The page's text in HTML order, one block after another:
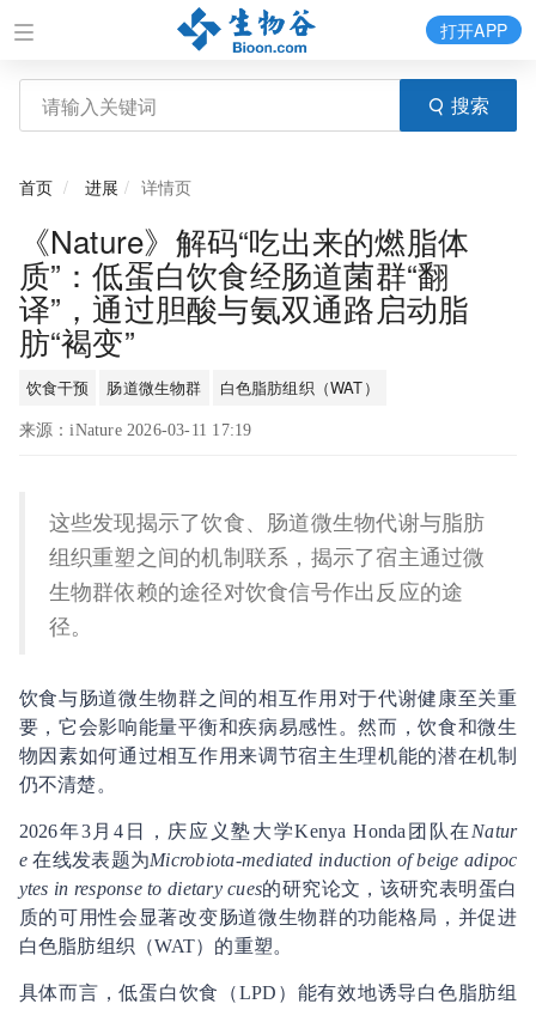
搜索
打开APP
首页 进展 详情页
《Nature》解码“吃出来的燃脂体
质”：低蛋白饮食经肠道菌群“翻
译”，通过胆酸与氨双通路启动脂
肪“褐变”
饮食干预 肠道微生物群 白色脂肪组织（WAT）
来源：iNature 2026-03-11 17:19
这些发现揭示了饮食、肠道微生物代谢与脂肪
组织重塑之间的机制联系，揭示了宿主通过微
生物群依赖的途径对饮食信号作出反应的途
径。
饮食与肠道微生物群之间的相互作用对于代谢健康至关重
要，它会影响能量平衡和疾病易感性。然而，饮食和微生
物因素如何通过相互作用来调节宿主生理机能的潜在机制
仍不清楚。
2026年3月4日，庆应义塾大学Kenya Honda团队在 Natur
e在线发表题为Microbiota-mediated induction of beige adipoc
ytes in response to dietary cues的研究论文，该研究表明蛋白
质的可用性会显著改变肠道微生物群的功能格局，并促进
白色脂肪组织（WAT）的重塑。
具体而言，低蛋白饮食（LPD）能有效地诱导白色脂肪组